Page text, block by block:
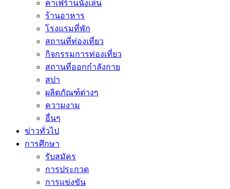
คาเฟ่ร้านนั่งเล่น
ร้านอาหาร
โรงแรมที่พัก
สถานที่ท่องเที่ยว
กิจกรรมการท่องเที่ยว
สถานที่ออกกำลังกาย
สปา
ผลิตภัณฑ์ต่างๆ
ความงาม
อื่นๆ
ข่าวทั่วไป
การศึกษา
รับสมัคร
การประกวด
การแข่งขัน